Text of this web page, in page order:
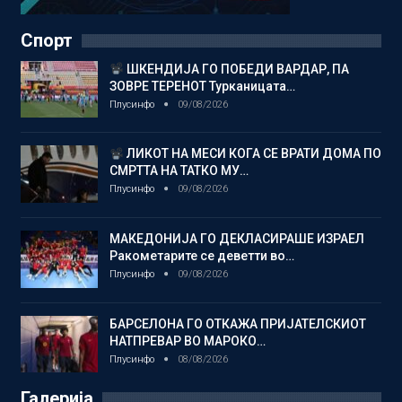
Спорт
ШКЕНДИЈА ГО ПОБЕДИ ВАРДАР, ПА
ЗОВРЕ ТЕРЕНОТ Турканицата…
Плусинфо 09/08/2026
ЛИКОТ НА МЕСИ КОГА СЕ ВРАТИ ДОМА ПО
СМРТТА НА ТАТКО МУ…
Плусинфо 09/08/2026
МАКЕДОНИЈА ГО ДЕКЛАСИРАШЕ ИЗРАЕЛ
Ракометарите се деветти во…
Плусинфо 09/08/2026
БАРСЕЛОНА ГО ОТКАЖА ПРИЈАТЕЛСКИОТ
НАТПРЕВАР ВО МАРОКО…
Плусинфо 08/08/2026